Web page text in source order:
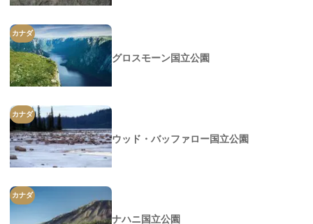
カナダ
グロスモーン国立公園
カナダ
ウッド・バッファロー国立公園
カナダ
ナハニ国立公園